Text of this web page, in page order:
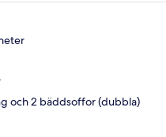
Ett modernt
och 2 bäddsoffor (dubbla)